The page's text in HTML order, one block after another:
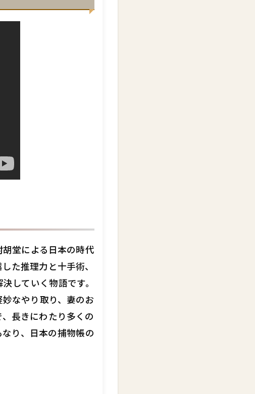
堂による日本の時代
た推理力と十手術、
していく物語です。
なやり取り、妻のお
長きにわたり多くの
り、日本の捕物帳の